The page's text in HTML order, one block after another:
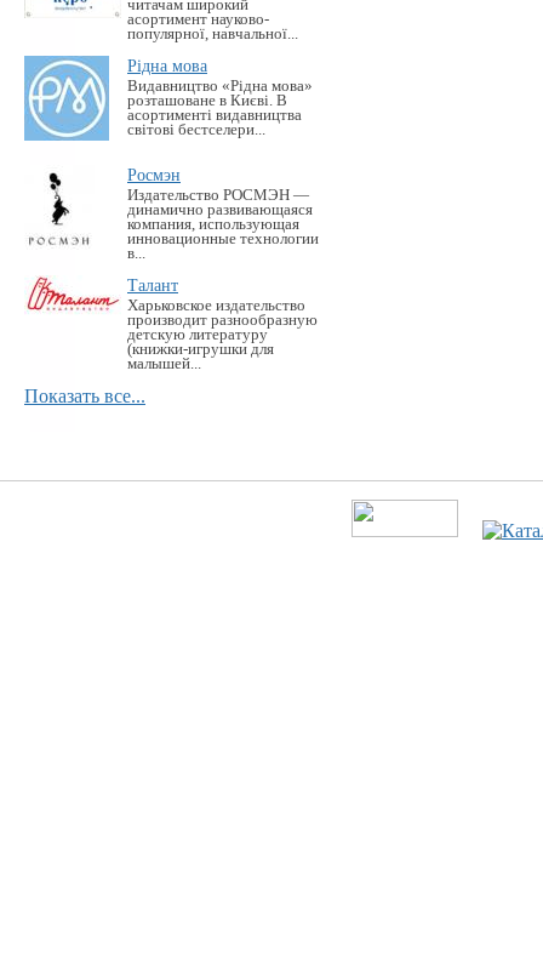
читачам широкий
асортимент науково-
популярної, навчальної...
Рідна мова
Видавництво «Рідна мова»
розташоване в Києві. В
асортименті видавництва
світові бестселери...
Росмэн
Издательство РОСМЭН —
динамично развивающаяся
компания, использующая
инновационные технологии
в...
Талант
Харьковское издательство
производит разнообразную
детскую литературу
(книжки-игрушки для
малышей...
Показать все...